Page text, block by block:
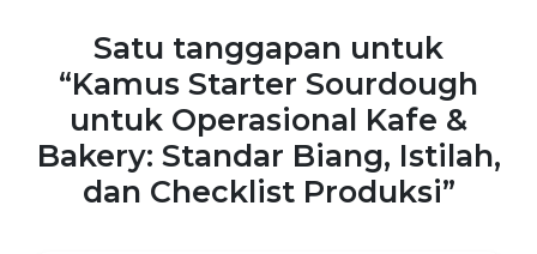
Satu tanggapan untuk
“Kamus Starter Sourdough
untuk Operasional Kafe &
Bakery: Standar Biang, Istilah,
dan Checklist Produksi”